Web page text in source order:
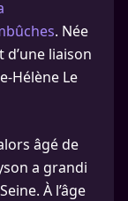
. Née
liaison
Hélène Le
âgé de
a grandi
À l’âge